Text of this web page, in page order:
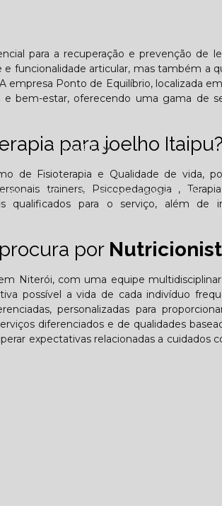
Jornal PE
- 2025 Edição Novembro - 2025
para a recuperação e prevenção de
funcionalidade articular, mas também a
empresa Ponto de Equilíbrio, localizada
bem-estar, oferecendo uma gama de
para joelho Itaipu?
de Fisioterapia e Qualidade de vida,
trainers, Psicopedagogia ,
qualificados para o serviço, além de
por
Niterói, com uma equipe
possível a vida de cada indivíduo
personalizadas para
diferenciados e de qualidades
expectativas relacionadas a cuidados